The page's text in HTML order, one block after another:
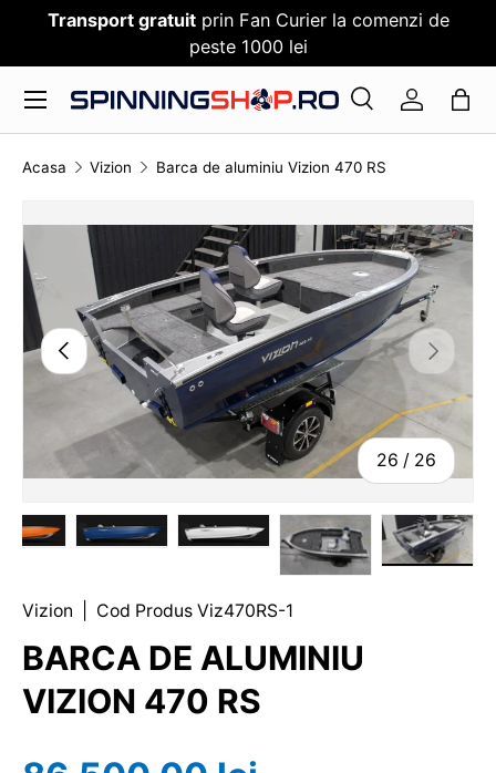
SARI PESTE CONTENT
Transport gratuitprin Fan Curier la comenzi de
peste 1000 lei
Cauta
CautaLog in
Meniu
Acasa Vizion Barca de aluminiu Vizion 470 RS
TRANSLATION MISSING:
26 / 26
Vizion Cod Produs Viz470RS-1
BARCA DE ALUMINIU
VIZION 470 RS